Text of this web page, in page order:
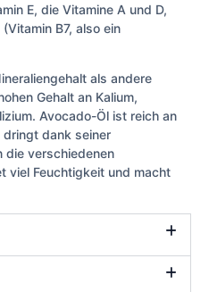
E, die Vitamine A und D,
B7, also ein
als andere
Gehalt an Kalium,
Avocado-Öl ist reich an
dringt dank seiner
die verschiedenen
viel Feuchtigkeit und macht